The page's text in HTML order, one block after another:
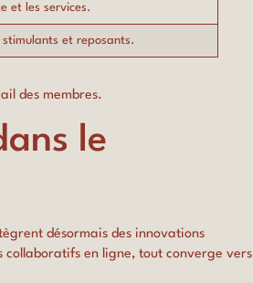
et les services.
et reposants.
des membres.
le
désormais des innovations
en ligne, tout converge vers